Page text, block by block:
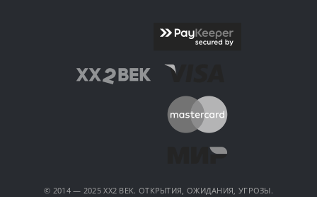
© 2014 — 2025 XX2 ВЕК. ОТКРЫТИЯ, ОЖИДАНИЯ, УГРОЗЫ.